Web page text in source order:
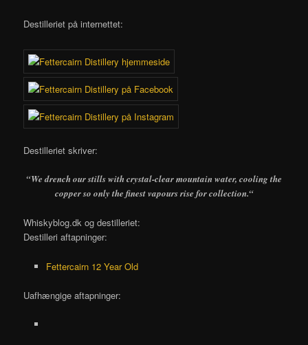
Destilleriet på internettet:
Destilleriet skriver:
“We drench our stills with crystal-clear mountain water, cooling the
copper so only the finest vapours rise for collection.“
Whiskyblog.dk og destilleriet:
Destilleri aftapninger:
Fettercairn 12 Year Old
Uafhængige aftapninger: